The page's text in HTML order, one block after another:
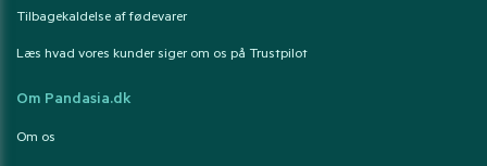
Tilbagekaldelse af fødevarer
Læs hvad vores kunder siger om os på Trustpilot
Om Pandasia.dk
Om os